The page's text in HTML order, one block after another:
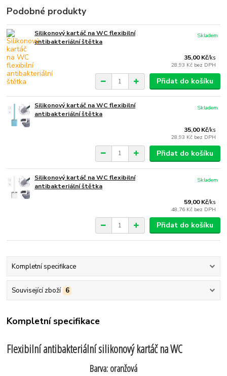
Podobné produkty
Silikonový kartáč na WC flexibilní
antibakteriální štětka
35,00 Kč/ks
28,93 Kč bez DPH
Skladem
Přidat do košíku
Silikonový kartáč na WC flexibilní
antibakteriální štětka
35,00 Kč/ks
28,93 Kč bez DPH
Skladem
Přidat do košíku
Silikonový kartáč na WC flexibilní
antibakteriální štětka
59,00 Kč/ks
48,76 Kč bez DPH
Skladem
Přidat do košíku
Kompletní specifikace
Související zboží 6
Kompletní specifikace
Flexibilní antibakteriální silikonový kartáč na WC
Barva: oranžová